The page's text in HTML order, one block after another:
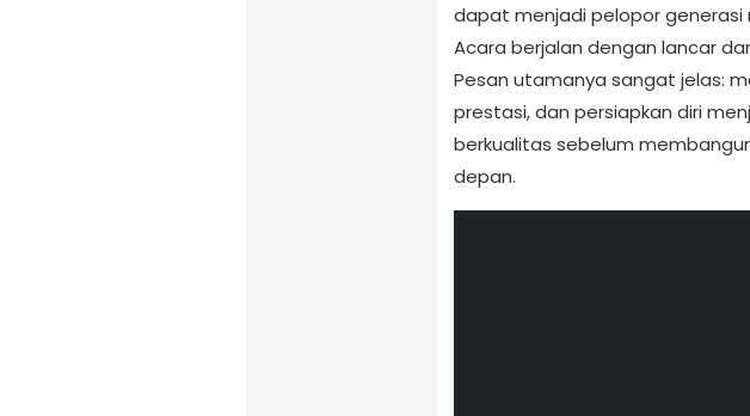
dapat menjadi pelopor generasi
‎Acara berjalan dengan lancar
Pesan utamanya sangat jelas:
prestasi, dan persiapkan diri
berkualitas sebelum
depan.